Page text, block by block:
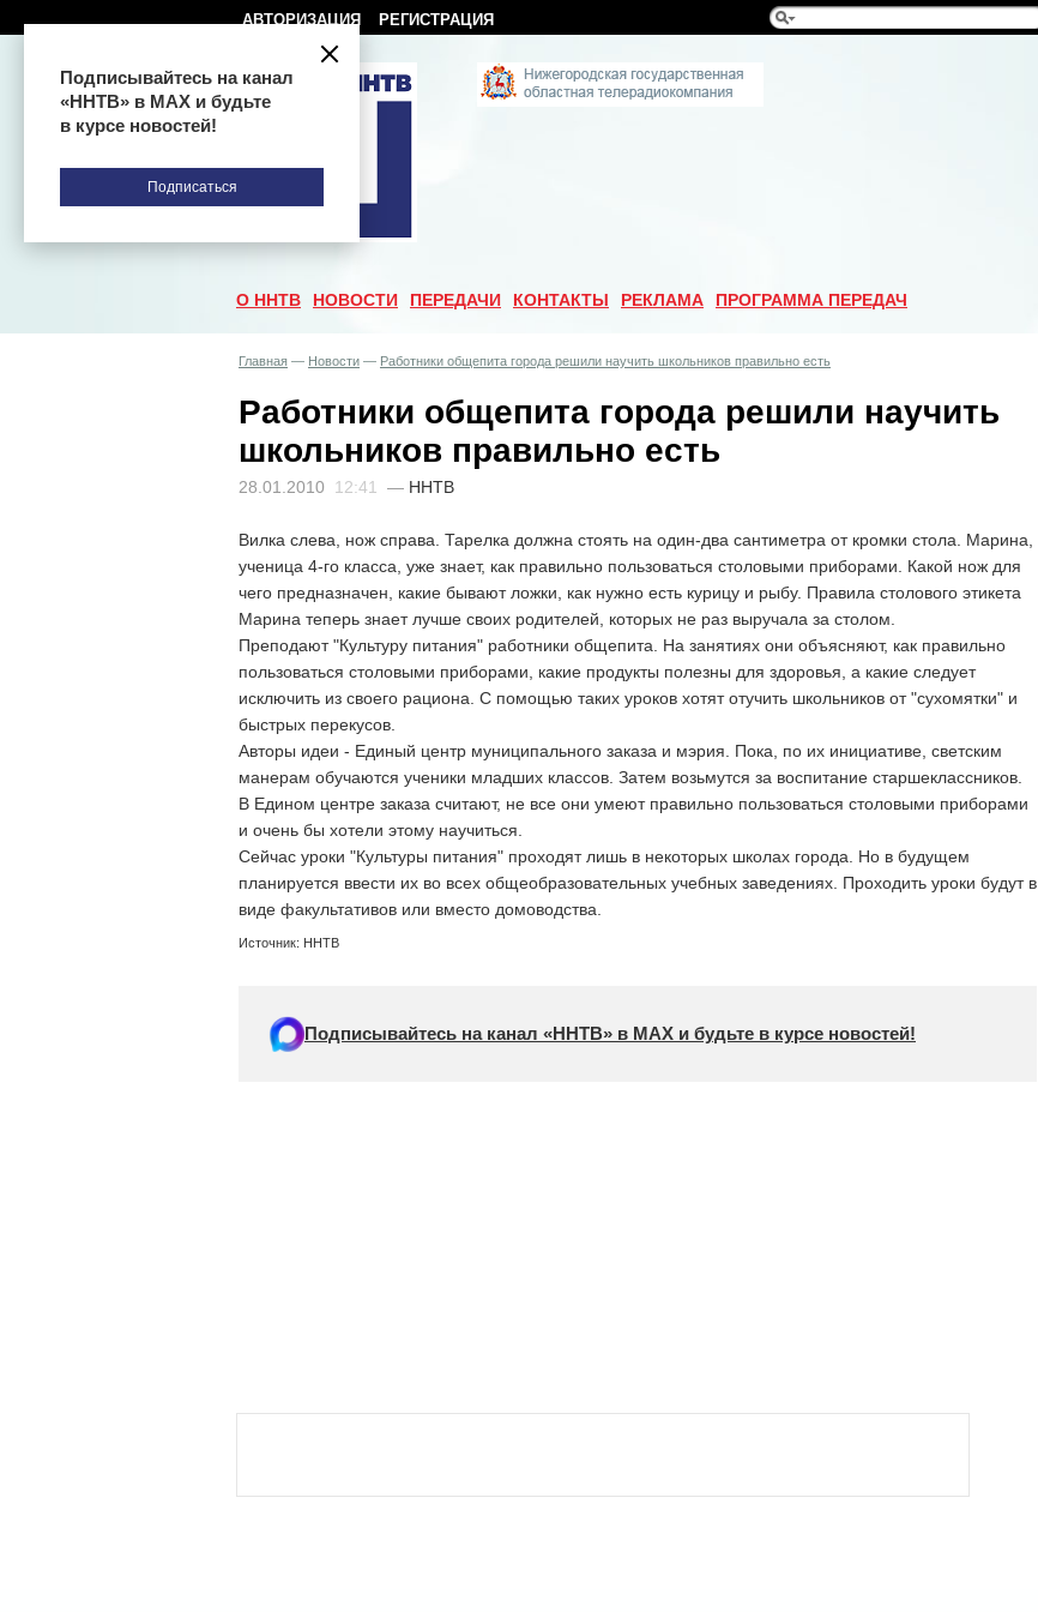
АВТОРИЗАЦИЯ РЕГИСТРАЦИЯ
О ННТВ НОВОСТИ ПЕРЕДАЧИ КОНТАКТЫ РЕКЛАМА ПРОГРАММА ПЕРЕДАЧ
Главная — Новости — Работники общепита города решили научить школьников правильно есть
Работники общепита города решили научить
школьников правильно есть
28.01.2010 12:41 — ННТВ
Вилка слева, нож справа. Тарелка должна стоять на один-два сантиметра от кромки стола. Марина,
ученица 4-го класса, уже знает, как правильно пользоваться столовыми приборами. Какой нож для
чего предназначен, какие бывают ложки, как нужно есть курицу и рыбу. Правила столового этикета
Марина теперь знает лучше своих родителей, которых не раз выручала за столом.
Преподают "Культуру питания" работники общепита. На занятиях они объясняют, как правильно
пользоваться столовыми приборами, какие продукты полезны для здоровья, а какие следует
исключить из своего рациона. С помощью таких уроков хотят отучить школьников от "сухомятки" и
быстрых перекусов.
Авторы идеи - Единый центр муниципального заказа и мэрия. Пока, по их инициативе, светским
манерам обучаются ученики младших классов. Затем возьмутся за воспитание старшеклассников.
В Едином центре заказа считают, не все они умеют правильно пользоваться столовыми приборами
и очень бы хотели этому научиться.
Сейчас уроки "Культуры питания" проходят лишь в некоторых школах города. Но в будущем
планируется ввести их во всех общеобразовательных учебных заведениях. Проходить уроки будут в
виде факультативов или вместо домоводства.
Источник: ННТВ
Подписывайтесь на канал «ННТВ» в МАХ и будьте в курсе новостей!
Подписывайтесь на канал
«ННТВ» в МАХ и будьте
в курсе новостей!
Подписаться